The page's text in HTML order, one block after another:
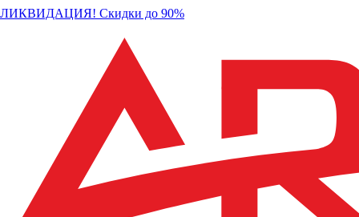
ЛИКВИДАЦИЯ! Скидки до 90%